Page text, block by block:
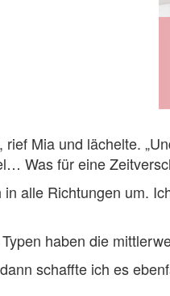
rief Mia und lächelte.
Was für eine
in alle Richtungen um.
haben die
schaffte ich es